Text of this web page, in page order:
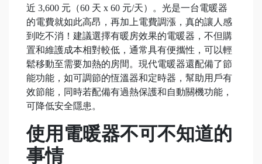
近 3,600 元（60 天 x 60 元/天）。光是一台電暖器
的電費就如此高昂，再加上電費調漲，真的讓人感
到吃不消！建議選擇有暖房效果的電暖器，不但購
置和維護成本相對較低，通常具有便攜性，可以輕
鬆移動至需要加熱的房間。現代電暖器還配備了節
能功能，如可調節的恆溫器和定時器，幫助用戶有
效節能，同時若配備有過熱保護和自動關機功能，
可降低安全隱患。
使用電暖器不可不知道的
事情